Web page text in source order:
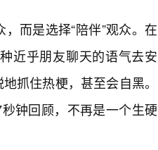
而是选择“陪伴”观众。在
近乎朋友聊天的语气去安
抓住热梗，甚至会自黑。
钟回顾，不再是一个生硬